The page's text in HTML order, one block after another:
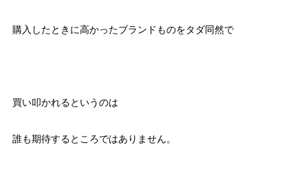
購入したときに高かったブランドものをタダ同然で
買い叩かれるというのは
誰も期待するところではありません。